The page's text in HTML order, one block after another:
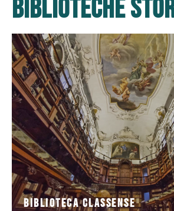
BIBLIOTECHE
Biblioteca Classense
Biblioteca Classense
La storica Biblioteca Classense è
dell’Abbazia camaldolese. All’interno
lungo i corridoi della biblioteca sono
opere di numerosi